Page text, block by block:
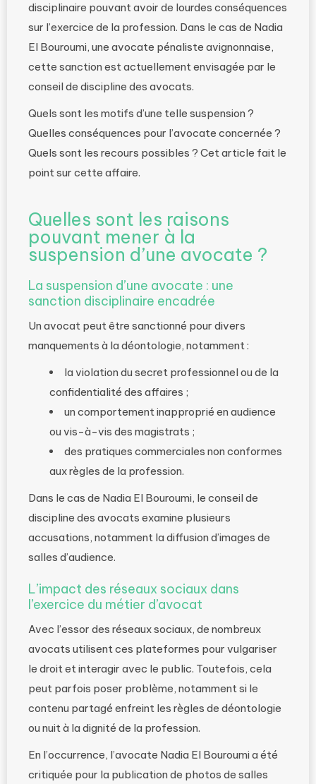
disciplinaire pouvant avoir de lourdes conséquences
sur l’exercice de la profession. Dans le cas de Nadia
El Bouroumi, une avocate pénaliste avignonnaise,
cette sanction est actuellement envisagée par le
conseil de discipline des avocats.
Quels sont les motifs d’une telle suspension ?
Quelles conséquences pour l’avocate concernée ?
Quels sont les recours possibles ? Cet article fait le
point sur cette affaire.
Quelles sont les raisons
pouvant mener à la
suspension d’une avocate ?
La suspension d’une avocate : une
sanction disciplinaire encadrée
Un avocat peut être sanctionné pour divers
manquements à la déontologie, notamment :
la violation du secret professionnel ou de la
confidentialité des affaires ;
un comportement inapproprié en audience
ou vis-à-vis des magistrats ;
des pratiques commerciales non conformes
aux règles de la profession.
Dans le cas de Nadia El Bouroumi, le conseil de
discipline des avocats examine plusieurs
accusations, notamment la diffusion d’images de
salles d’audience.
L’impact des réseaux sociaux dans
l’exercice du métier d’avocat
Avec l’essor des réseaux sociaux, de nombreux
avocats utilisent ces plateformes pour vulgariser
le droit et interagir avec le public. Toutefois, cela
peut parfois poser problème, notamment si le
contenu partagé enfreint les règles de déontologie
ou nuit à la dignité de la profession.
En l’occurrence, l’avocate Nadia El Bouroumi a été
critiquée pour la publication de photos de salles